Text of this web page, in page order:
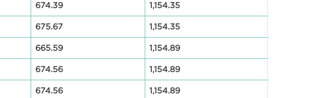
674.39 1,154.35
675.67 1,154.35
665.59 1,154.89
674.56 1,154.89
674.56 1,154.89